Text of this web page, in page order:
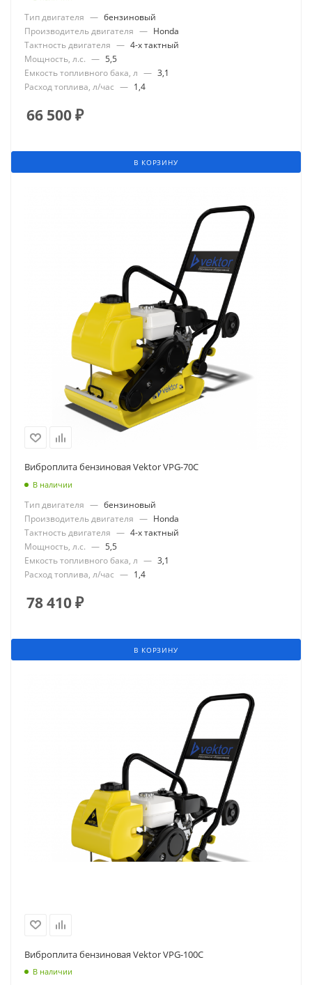
Тип двигателя — бензиновый
Производитель двигателя — Honda
Тактность двигателя — 4-х тактный
Мощность, л.с. — 5,5
Емкость топливного бака, л — 3,1
Расход топлива, л/час — 1,4
66 500₽
В КОРЗИНУ
Виброплита бензиновая Vektor VPG-70C
В наличии
Тип двигателя — бензиновый
Производитель двигателя — Honda
Тактность двигателя — 4-х тактный
Мощность, л.с. — 5,5
Емкость топливного бака, л — 3,1
Расход топлива, л/час — 1,4
78 410₽
В КОРЗИНУ
Виброплита бензиновая Vektor VPG-100C
В наличии